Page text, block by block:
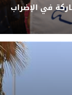
في الإضراب